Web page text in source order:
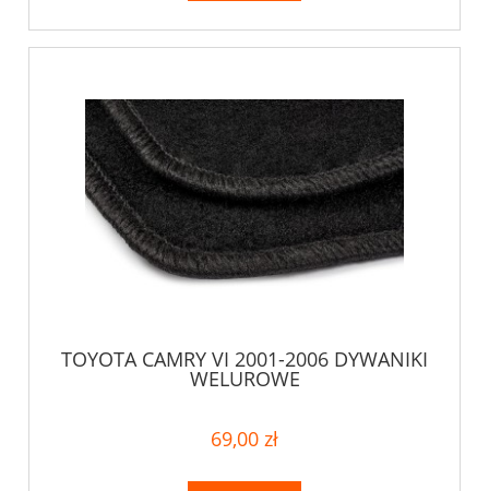
TOYOTA CAMRY VI 2001-2006 DYWANIKI
WELUROWE
69,00 zł